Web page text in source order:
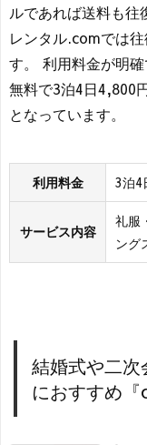
ルであれば送料も往
レンタル.comでは
す。 利用料金が明
無料で3泊4日4,800
となっています。
利用料金 3泊4
サービス内容
礼服
ング
結婚式や二次
におすすめ『